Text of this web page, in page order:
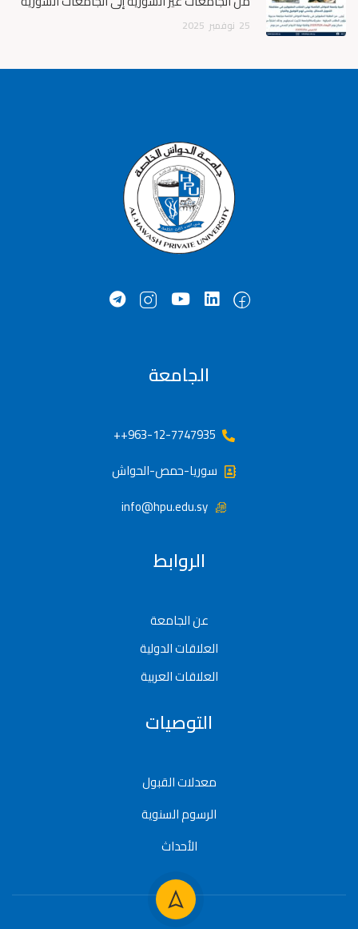
25 نوفمبر 2025
الجامعة
963-12-7747935++
سوريا-حمص-الحواش
info@hpu.edu.sy
الروابط
عن الجامعة
العلاقات الدولية
العلاقات العربية
التوصيات
معدلات القبول
الرسوم السنوية
الأحداث